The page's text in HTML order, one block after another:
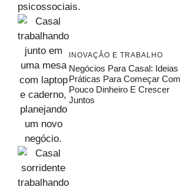
INOVAÇÃO E TRABALHO
Negócios Para Casal: Ideias
Práticas Para Começar Com
Pouco Dinheiro E Crescer
Juntos